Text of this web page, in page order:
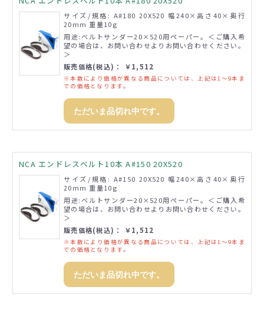
サイズ/規格: A#180 20X520 幅240×高さ40×奥行
20mm 重量10g
用途:ベルトサンダー20×520用ペーパー。＜ご購入希
望の場合は、お問い合わせよりお問い合わせください。
＞
販売価格(税込)： ￥1,512
※本数により価格が異なる商品については、上記は1～9本ま
での価格となります。
ただいま品切れ中です。
NCA エンドレスベルト10本 A#150 20X520
サイズ/規格: A#150 20X520 幅240×高さ40×奥行
20mm 重量10g
用途:ベルトサンダー20×520用ペーパー。＜ご購入希
望の場合は、お問い合わせよりお問い合わせください。
＞
販売価格(税込)： ￥1,512
※本数により価格が異なる商品については、上記は1～9本ま
での価格となります。
ただいま品切れ中です。